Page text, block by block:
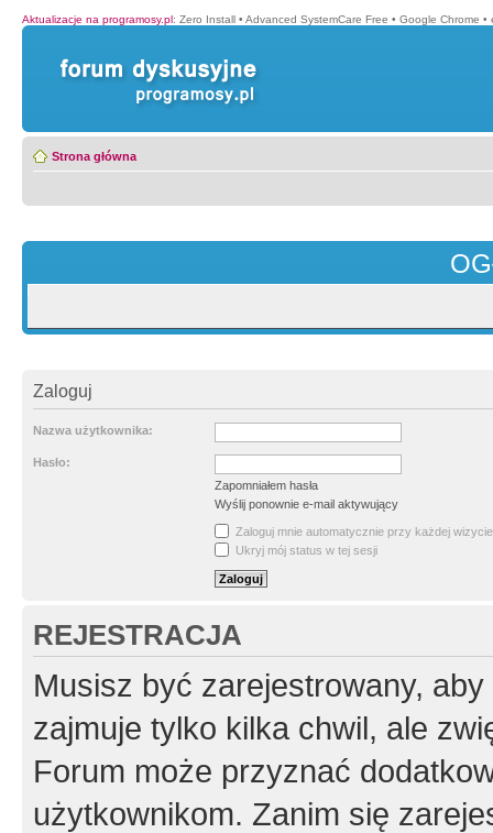
Aktualizacje na programosy.pl: Zero Install • Advanced SystemCare Free • Google Chrome •
Strona główna
Zaloguj
Nazwa użytkownika:
Hasło:
Zapomniałem hasła
Wyślij ponownie e-mail aktywujący
Zaloguj mnie automatycznie przy każdej wizycie
Ukryj mój status w tej sesji
REJESTRACJA
Musisz być zarejestrowany,
zajmuje tylko kilka chwil, ale
Forum może przyznać
użytkownikom. Zanim się